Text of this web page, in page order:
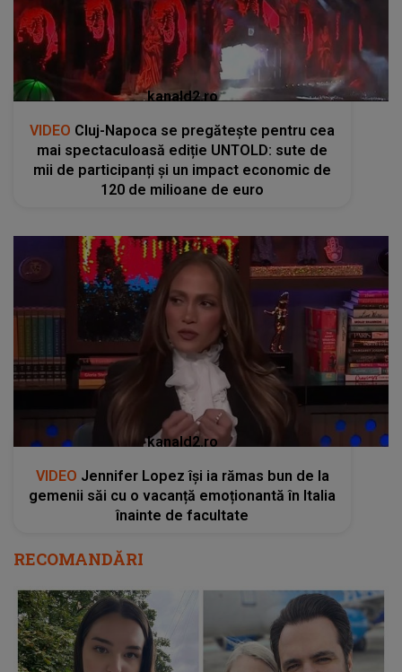
kanald2.ro
VIDEO Cluj-Napoca se pregătește pentru cea
mai spectaculoasă ediție UNTOLD: sute de
mii de participanți și un impact economic de
120 de milioane de euro
kanald2.ro
VIDEO Jennifer Lopez își ia rămas bun de la
gemenii săi cu o vacanță emoționantă în Italia
înainte de facultate
RECOMANDĂRI